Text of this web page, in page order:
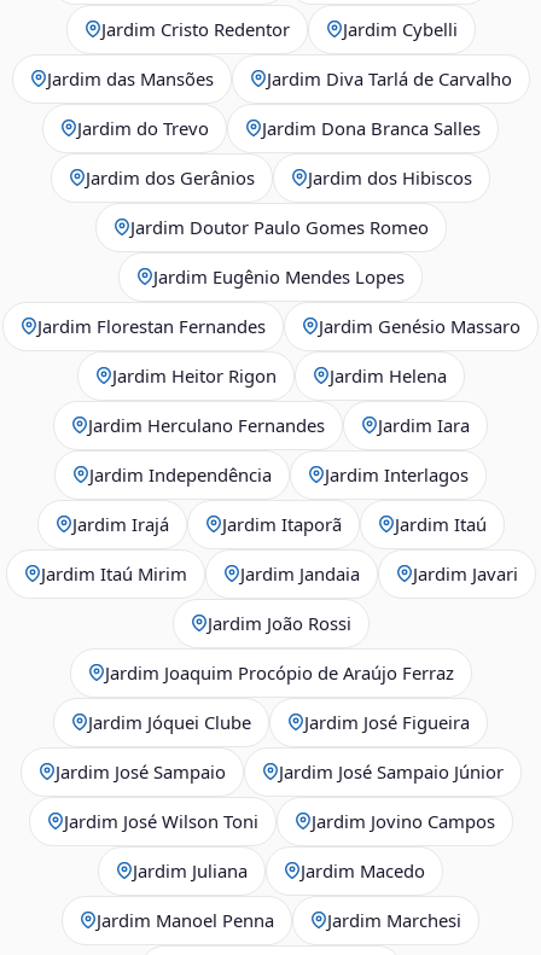
Jardim Cristo Redentor Jardim Cybelli
Jardim das Mansões Jardim Diva Tarlá de Carvalho
Jardim do Trevo Jardim Dona Branca Salles
Jardim dos Gerânios Jardim dos Hibiscos
Jardim Doutor Paulo Gomes Romeo
Jardim Eugênio Mendes Lopes
Jardim Florestan Fernandes Jardim Genésio Massaro
Jardim Heitor Rigon Jardim Helena
Jardim Herculano Fernandes Jardim Iara
Jardim Independência Jardim Interlagos
Jardim Irajá Jardim Itaporã Jardim Itaú
Jardim Itaú Mirim Jardim Jandaia Jardim Javari
Jardim João Rossi
Jardim Joaquim Procópio de Araújo Ferraz
Jardim Jóquei Clube Jardim José Figueira
Jardim José Sampaio Jardim José Sampaio Júnior
Jardim José Wilson Toni Jardim Jovino Campos
Jardim Juliana Jardim Macedo
Jardim Manoel Penna Jardim Marchesi